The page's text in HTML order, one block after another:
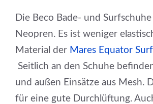
Die Beco Bade- und
Neopren. Es ist weniger
Material der Mares Equator
Seitlich an den Schuhe
und außen Einsätze aus Mesh.
für eine gute Durchlüftung.